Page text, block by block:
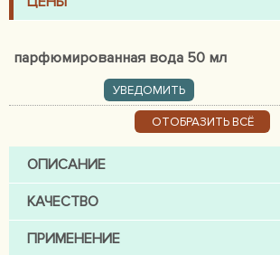
парфюмированная вода 50 мл
УВЕДОМИТЬ
ОТОБРАЗИТЬ ВСЁ
ОПИСАНИЕ
КАЧЕСТВО
ПРИМЕНЕНИЕ